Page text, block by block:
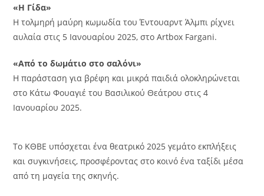
«Η Γίδα»
Η τολμηρή μαύρη κωμωδία του Έντουαρντ Άλμπι ρίχνει
αυλαία στις 5 Ιανουαρίου 2025, στο Artbox Fargani.
«Από το δωμάτιο στο σαλόνι»
Η παράσταση για βρέφη και μικρά παιδιά ολοκληρώνεται
στο Κάτω Φουαγιέ του Βασιλικού Θεάτρου στις 4
Ιανουαρίου 2025.
Το ΚΘΒΕ υπόσχεται ένα θεατρικό 2025 γεμάτο εκπλήξεις
και συγκινήσεις, προσφέροντας στο κοινό ένα ταξίδι μέσα
από τη μαγεία της σκηνής.